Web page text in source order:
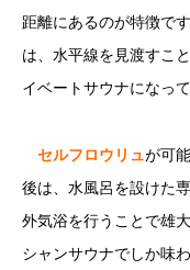
距離にあるのが特徴で
は、水平線を見渡すこ
イベートサウナになって
セルフロウリュが可
後は、水風呂を設けた
外気浴を行うことで雄
シャンサウナでしか味